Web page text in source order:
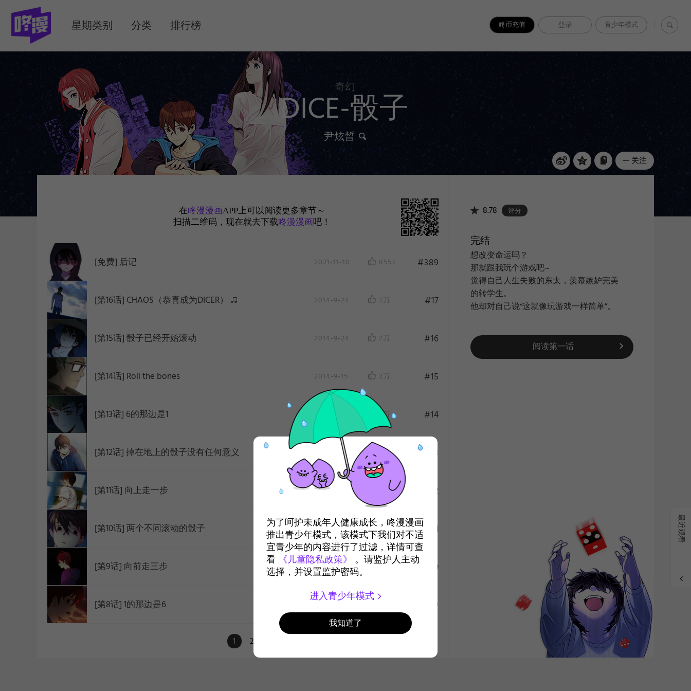
咚币充值 登录 青少年模式
星期类别 分类 排行榜
奇幻
DICE-骰子
尹炫晳
作
关注
在咚漫漫画APP上可以阅读更多章节～
扫描二维码，现在就去下载咚漫漫画吧！
[免费] 后记 2021-11-10 8553 #389
[第16话] CHAOS（恭喜成为DICER） 2014-9-24
like
2万 #17
[第15话] 骰子已经开始滚动 2014-9-24
like
2万 #16
[第14话] Roll the bones 2014-9-15 2万 #15
[第13话] 6的那边是1 2014-9-15 2万 #14
[第12话] 掉在地上的骰子没有任何意义 2014-9-15 2万 #13
[第11话] 向上走一步 2014-9-15 2万 #12
[第10话] 两个不同滚动的骰子 2014-8-13 2万 #11
[第9话] 向前走三步 2014-8-13 2万 #10
[第8话] 1的那边是6 #9
1 2
8.78 评分
完结
想改变命运吗？
那就跟我玩个游戏吧~
觉得自己人生失败的东太，羡慕嫉妒完美
的转学生。
他却对自己说“这就像玩游戏一样简单”。
阅读第一话
为了呵护未成年人健康成长，咚漫漫画
推出青少年模式，该模式下我们对不适
宜青少年的内容进行了过滤，详情可查
看
《儿童隐私政策》
。请监护人主动
选择，并设置监护密码。
进入青少年模式
我知道了
最近观看